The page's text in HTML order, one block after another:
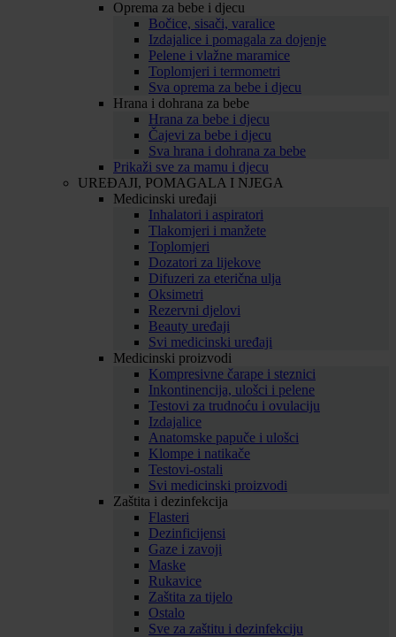
Oprema za bebe i djecu
Bočice, sisači, varalice
Izdajalice i pomagala za dojenje
Pelene i vlažne maramice
Toplomjeri i termometri
Sva oprema za bebe i djecu
Hrana i dohrana za bebe
Hrana za bebe i djecu
Čajevi za bebe i djecu
Sva hrana i dohrana za bebe
Prikaži sve za mamu i djecu
UREĐAJI, POMAGALA I NJEGA
Medicinski uređaji
Inhalatori i aspiratori
Tlakomjeri i manžete
Toplomjeri
Dozatori za lijekove
Difuzeri za eterična ulja
Oksimetri
Rezervni djelovi
Beauty uređaji
Svi medicinski uređaji
Medicinski proizvodi
Kompresivne čarape i steznici
Inkontinencija, ulošci i pelene
Testovi za trudnoću i ovulaciju
Izdajalice
Anatomske papuče i ulošci
Klompe i natikače
Testovi-ostali
Svi medicinski proizvodi
Zaštita i dezinfekcija
Flasteri
Dezinficijensi
Gaze i zavoji
Maske
Rukavice
Zaštita za tijelo
Ostalo
Sve za zaštitu i dezinfekciju